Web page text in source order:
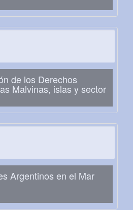
de los Derechos
Malvinas, islas y sector
Argentinos en el Mar